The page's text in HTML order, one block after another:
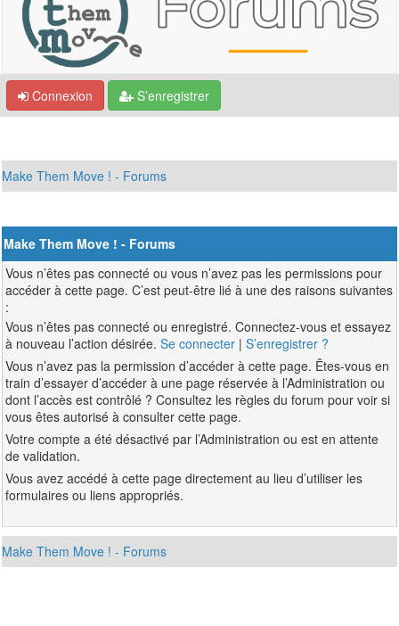
Connexion S’enregistrer
Make Them Move ! - Forums
Make Them Move ! - Forums
Vous n’êtes pas connecté ou vous n’avez pas les permissions pour
accéder à cette page. C’est peut-être lié à une des raisons suivantes
:
Vous n’êtes pas connecté ou enregistré. Connectez-vous et essayez
à nouveau l’action désirée.Se connecter |S’enregistrer ?
Vous n’avez pas la permission d’accéder à cette page. Êtes-vous en
train d’essayer d’accéder à une page réservée à l’Administration ou
dont l’accès est contrôlé ? Consultez les règles du forum pour voir si
vous êtes autorisé à consulter cette page.
Votre compte a été désactivé par l’Administration ou est en attente
de validation.
Vous avez accédé à cette page directement au lieu d’utiliser les
formulaires ou liens appropriés.
Make Them Move ! - Forums